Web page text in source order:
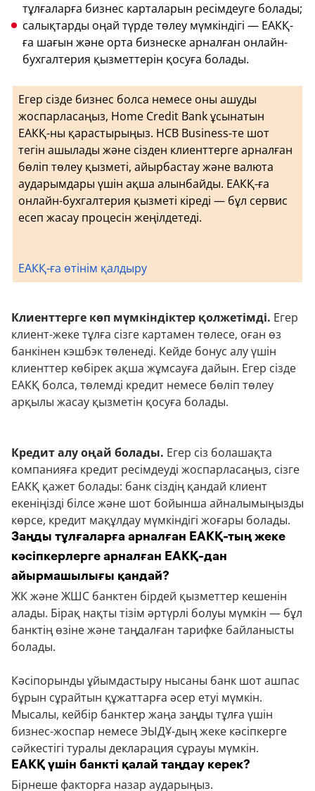
тұлғаларға бизнес карталарын ресімдеуге болады;
салықтарды оңай түрде төлеу мүмкіндігі — ЕАКҚ-
ға шағын және орта бизнеске арналған онлайн-
бухгалтерия қызметтерін қосуға болады.
Егер сізде бизнес болса немесе оны ашуды
жоспарласаңыз, Home Credit Bank ұсынатын
ЕАКҚ-ны қарастырыңыз. HCB Business-те шот
тегін ашылады және сізден клиенттерге арналған
бөліп төлеу қызметі, айырбастау және валюта
аударымдары үшін ақша алынбайды. ЕАКҚ-ға
онлайн-бухгалтерия қызметі кіреді — бұл сервис
есеп жасау процесін жеңілдетеді.
ЕАКҚ-ға өтінім қалдыру
Клиенттерге көп мүмкіндіктер қолжетімді. Егер
клиент-жеке тұлға сізге картамен төлесе, оған өз
банкінен кэшбэк төленеді. Кейде бонус алу үшін
клиенттер көбірек ақша жұмсауға дайын. Егер сізде
ЕАКҚ болса, төлемді кредит немесе бөліп төлеу
арқылы жасау қызметін қосуға болады.
Кредит алу оңай болады. Егер сіз болашақта
компанияға кредит ресімдеуді жоспарласаңыз, сізге
ЕАКҚ қажет болады: банк сіздің қандай клиент
екеніңізді білсе және шот бойынша айналымыңызды
көрсе, кредит мақұлдау мүмкіндігі жоғары болады.
Заңды тұлғаларға арналған ЕАКҚ-тың жеке
кәсіпкерлерге арналған ЕАКҚ-дан
айырмашылығы қандай?
ЖК және ЖШС банктен бірдей қызметтер кешенін
алады. Бірақ нақты тізім әртүрлі болуы мүмкін — бұл
банктің өзіне және таңдалған тарифке байланысты
болады.
Кәсіпорынды ұйымдастыру нысаны банк шот ашпас
бұрын сұрайтын құжаттарға әсер етуі мүмкін.
Мысалы, кейбір банктер жаңа заңды тұлға үшін
бизнес-жоспар немесе ЭЫДҰ-дың жеке кәсіпкерге
сәйкестігі туралы декларация сұрауы мүмкін.
ЕАКҚ үшін банкті қалай таңдау керек?
Бірнеше факторға назар аударыңыз.